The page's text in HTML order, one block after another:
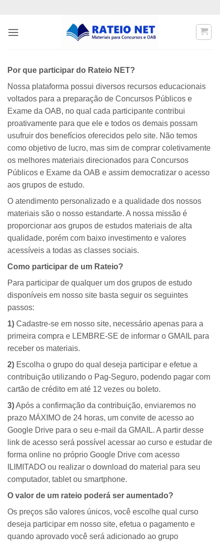
content
Por que participar do Rateio NET?
Nossa plataforma possui diversos recursos educacionais
voltados para a preparação de Concursos Públicos e
Exame da OAB, no qual cada participante contribui
proativamente para que ele e todos os demais possam
usufruir dos benefícios oferecidos pelo site. Não temos
como objetivo de lucro, mas sim de comprar coletivamente
os melhores materiais direcionados para Concursos
Públicos e Exame da OAB e assim democratizar o acesso
aos grupos de estudo.
O atendimento personalizado e a qualidade dos nossos
materiais são o nosso estandarte. A nossa missão é
proporcionar aos grupos de estudos materiais de alta
qualidade, porém com baixo investimento e valores
acessíveis a todas as classes sociais.
Como participar de um Rateio?
Para participar de qualquer um dos grupos de estudo
disponíveis em nosso site basta seguir os seguintes
passos:
1) Cadastre-se em nosso site, necessário apenas para a
primeira compra e LEMBRE-SE de informar o GMAIL para
receber os materiais.
2) Escolha o grupo do qual deseja participar e efetue a
contribuição utilizando o Pag-Seguro, podendo pagar com
cartão de crédito em até 12 vezes ou boleto.
3)Após a confirmação da contribuição, enviaremos no
prazo MÁXIMO de 24 horas, um convite de acesso ao
Google Drive para o seu e-mail da GMAIL. A partir desse
link de acesso será possível acessar ao curso e estudar de
forma online no próprio Google Drive com acesso
ILIMITADO ou realizar o download do material para seu
computador, tablet ou smartphone.
O valor de um rateio poderá ser aumentado?
Os preços são valores únicos, você escolhe qual curso
deseja participar em nosso site, efetua o pagamento e
quando aprovado você será adicionado ao grupo